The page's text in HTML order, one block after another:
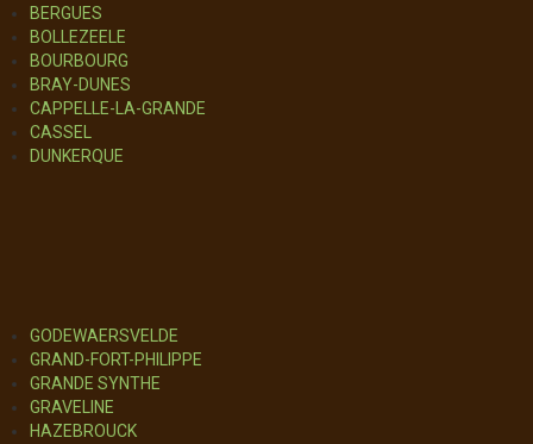
BERGUES
BOLLEZEELE
BOURBOURG
BRAY-DUNES
CAPPELLE-LA-GRANDE
CASSEL
DUNKERQUE
GODEWAERSVELDE
GRAND-FORT-PHILIPPE
GRANDE SYNTHE
GRAVELINE
HAZEBROUCK